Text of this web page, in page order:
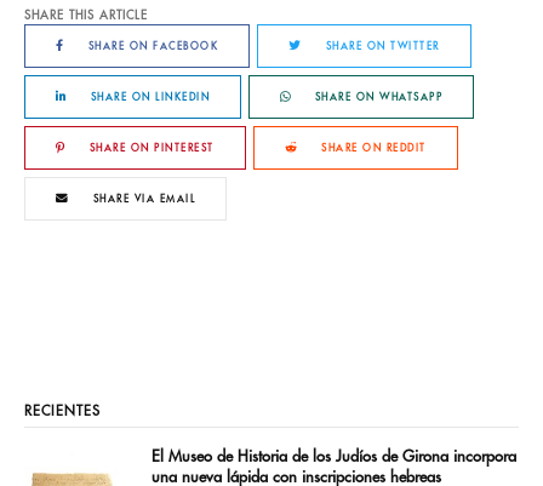
SHARE THIS ARTICLE
SHARE ON FACEBOOK SHARE ON TWITTER
SHARE ON LINKEDIN SHARE ON WHATSAPP
SHARE ON PINTEREST SHARE ON REDDIT
SHARE VIA EMAIL
RECIENTES
El Museo de Historia de los Judíos de Girona incorpora
una nueva lápida con inscripciones hebreas